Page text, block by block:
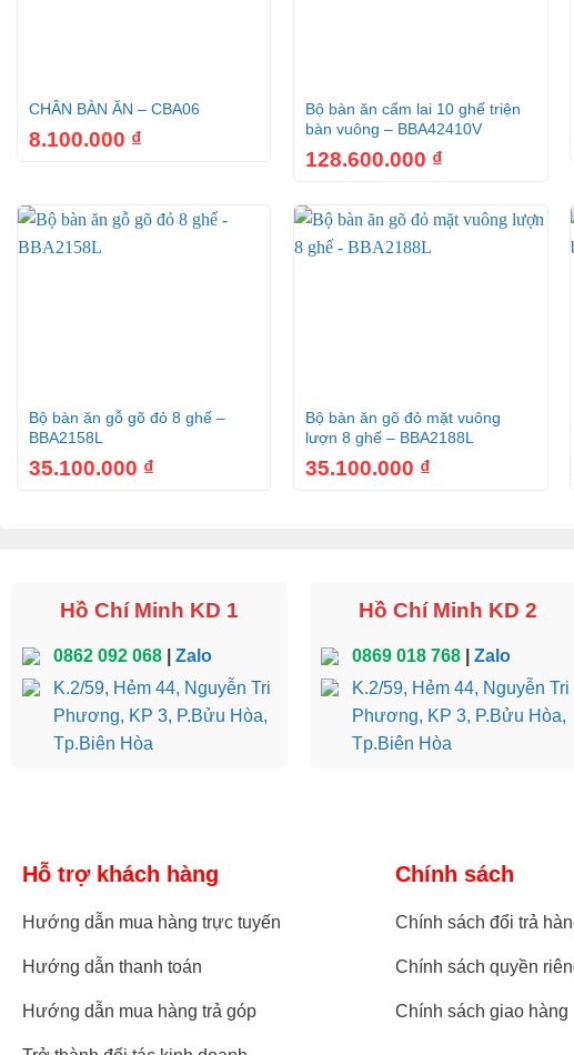
Các đường nét hoa văn của sản phẩm đều được thiết kế sang
Ngoài ra vì được làm từ gỗ cẩm lai nên hiển nhiên bề mặt bộ bàn
Bàn ăn hoàng gia gỗ cẩm lai Dafne BA031 có
Mẫu bàn ăn hoàng gia này có giá bán 129.000.000đ, kích thước tiêu
Nhìn chung nếu bạn là một người yêu thích phong cách cổ điển, có
tuyệt vời.
CHÂN BÀN ĂN – CBA06
8.100.000 ₫
Bộ bàn ăn cẩm lai 10 ghế triện
bàn vuông – BBA42410V
128.600.000 ₫
Bộ bàn ăn gỗ gõ đỏ 8 ghế –
BBA2158L
35.100.000 ₫
Bộ bàn ăn gõ đỏ mặt vuông
lượn 8 ghế – BBA2188L
35.100.000 ₫
Hồ Chí Minh KD 1
0862 092 068| Zalo
K.2/59, Hẻm 44, Nguyễn Tri
Phương, KP 3, P.Bửu Hòa,
Tp.Biên Hòa
Hồ Chí Minh KD 2
0869 018 768| Zalo
K.2/59, Hẻm 44, Nguyễn Tri
Phương, KP 3, P.Bửu Hòa,
Tp.Biên Hòa
Hỗ trợ khách hàng
Hướng dẫn mua hàng trực tuyến
Hướng dẫn thanh toán
Hướng dẫn mua hàng trả góp
Chính sách
Chính sách đổi trả
Chính sách quyền
Chính sách giao hàng